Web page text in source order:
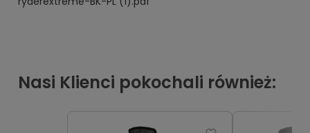
Nasi Klienci pokochali również: